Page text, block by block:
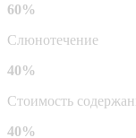
60%
Слюнотечение
40%
Стоимость
40%